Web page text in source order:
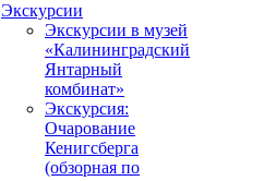
Экскурсии
Экскурсии в музей
«Калининградский
Янтарный
комбинат»
Экскурсия:
Очарование
Кенигсберга
(обзорная по